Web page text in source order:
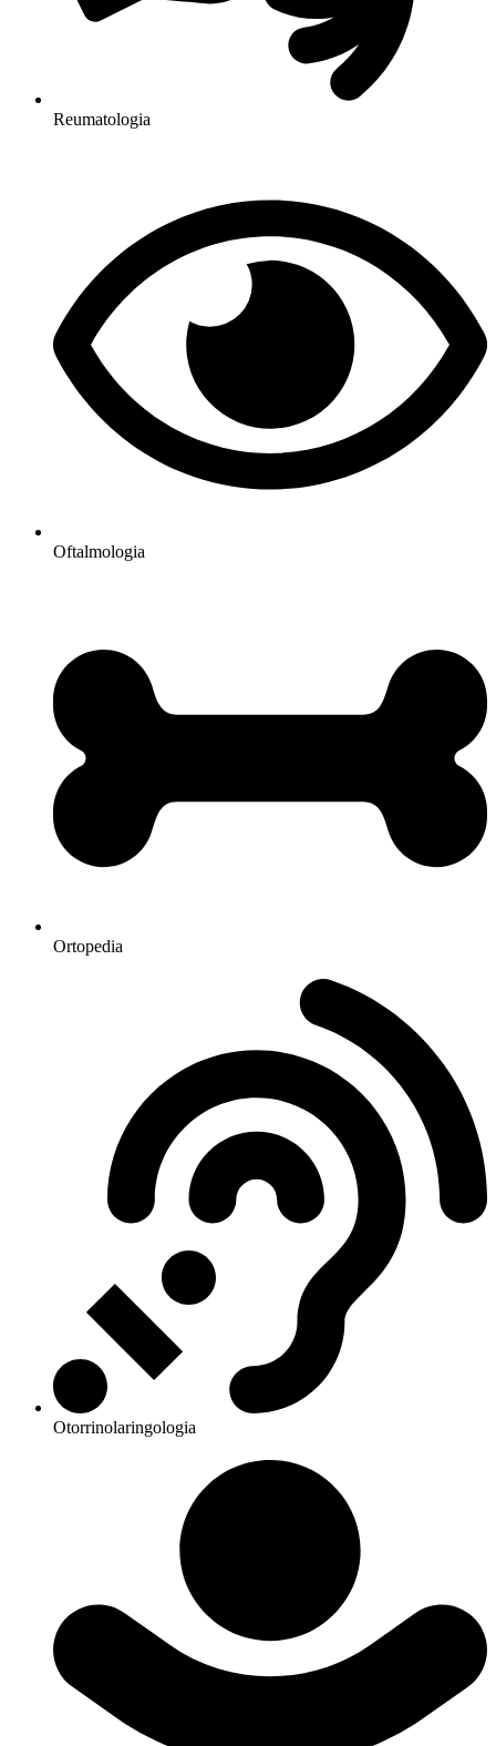
Reumatologia
Oftalmologia
Ortopedia
Otorrinolaringologia